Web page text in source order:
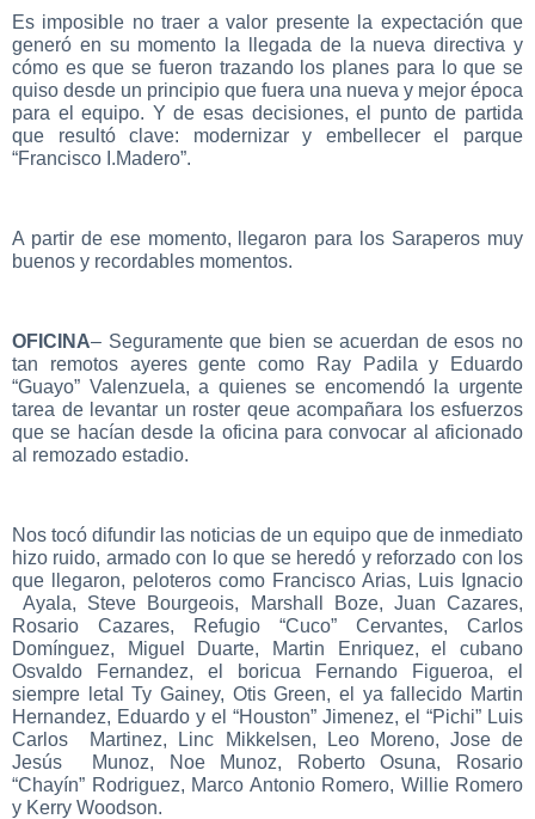
Es imposible no traer a valor presente la expectación que
generó en su momento la llegada de la nueva directiva y
cómo es que se fueron trazando los planes para lo que se
quiso desde un principio que fuera una nueva y mejor época
para el equipo. Y de esas decisiones, el punto de partida
que resultó clave: modernizar y embellecer el parque
“Francisco I.Madero”.
A partir de ese momento, llegaron para los Saraperos muy
buenos y recordables momentos.
OFICINA– Seguramente que bien se acuerdan de esos no
tan remotos ayeres gente como Ray Padila y Eduardo
“Guayo” Valenzuela, a quienes se encomendó la urgente
tarea de levantar un roster qeue acompañara los esfuerzos
que se hacían desde la oficina para convocar al aficionado
al remozado estadio.
Nos tocó difundir las noticias de un equipo que de inmediato
hizo ruido, armado con lo que se heredó y reforzado con los
que llegaron, peloteros como Francisco Arias, Luis Ignacio
Ayala, Steve Bourgeois, Marshall Boze, Juan Cazares,
Rosario Cazares, Refugio “Cuco” Cervantes, Carlos
Domínguez, Miguel Duarte, Martin Enriquez, el cubano
Osvaldo Fernandez, el boricua Fernando Figueroa, el
siempre letal Ty Gainey, Otis Green, el ya fallecido Martin
Hernandez, Eduardo y el “Houston” Jimenez, el “Pichi” Luis
Carlos Martinez, Linc Mikkelsen, Leo Moreno, Jose de
Jesús Munoz, Noe Munoz, Roberto Osuna, Rosario
“Chayín” Rodriguez, Marco Antonio Romero, Willie Romero
y Kerry Woodson.